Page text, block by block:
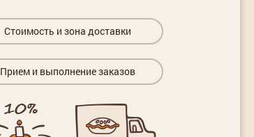
Стоимость и зона доставки
Прием и выполнение заказов